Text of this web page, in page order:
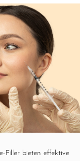
Filler bieten effektive